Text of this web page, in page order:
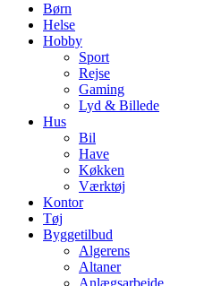
Børn
Helse
Hobby
Sport
Rejse
Gaming
Lyd & Billede
Hus
Bil
Have
Køkken
Værktøj
Kontor
Tøj
Byggetilbud
Algerens
Altaner
Anlægsarbejde